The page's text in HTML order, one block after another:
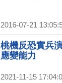
2016-07-21
桃機反恐實兵
應變能力
2021-11-15